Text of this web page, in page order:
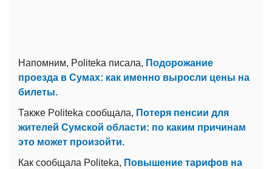
Напомним, Politeka писала, Подорожание
проезда в Сумах: как именно выросли цены на
билеты.
Также Politeka сообщала, Потеря пенсии для
жителей Сумской области: по каким причинам
это может произойти.
Как сообщала Politeka, Повышение тарифов на